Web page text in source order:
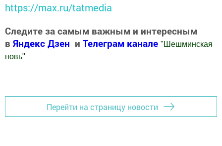
https://max.ru/tatmedia
Следите за самым важным и интересным
в Яндекс Дзен и Телеграм канале "Шешминская
новь"
Перейти на страницу новости